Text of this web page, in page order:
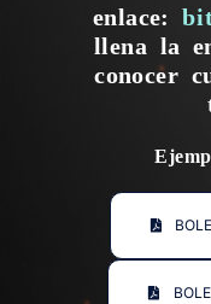
enlace:
llena la
conocer